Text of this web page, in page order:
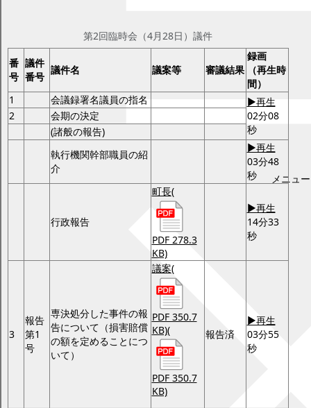
メニュー
第2回臨時会（4月28日）議件
番
号
議件
番号
議件名 議案等 審議結果
録画
（再生時
間）
1
会議録署名議員の指名
▶再生
02分08
秒
2
会期の決定
(諸般の報告)
執行機関幹部職員の紹
介
▶再生
03分48
秒
行政報告
町長(
PDF 278.3
KB)
▶再生
14分33
秒
3
報告
第1
号
専決処分した事件の報
告について（損害賠償
の額を定めることにつ
いて）
議案(
PDF 350.7
KB)(
PDF 350.7
KB)
報告済
▶再生
03分55
秒